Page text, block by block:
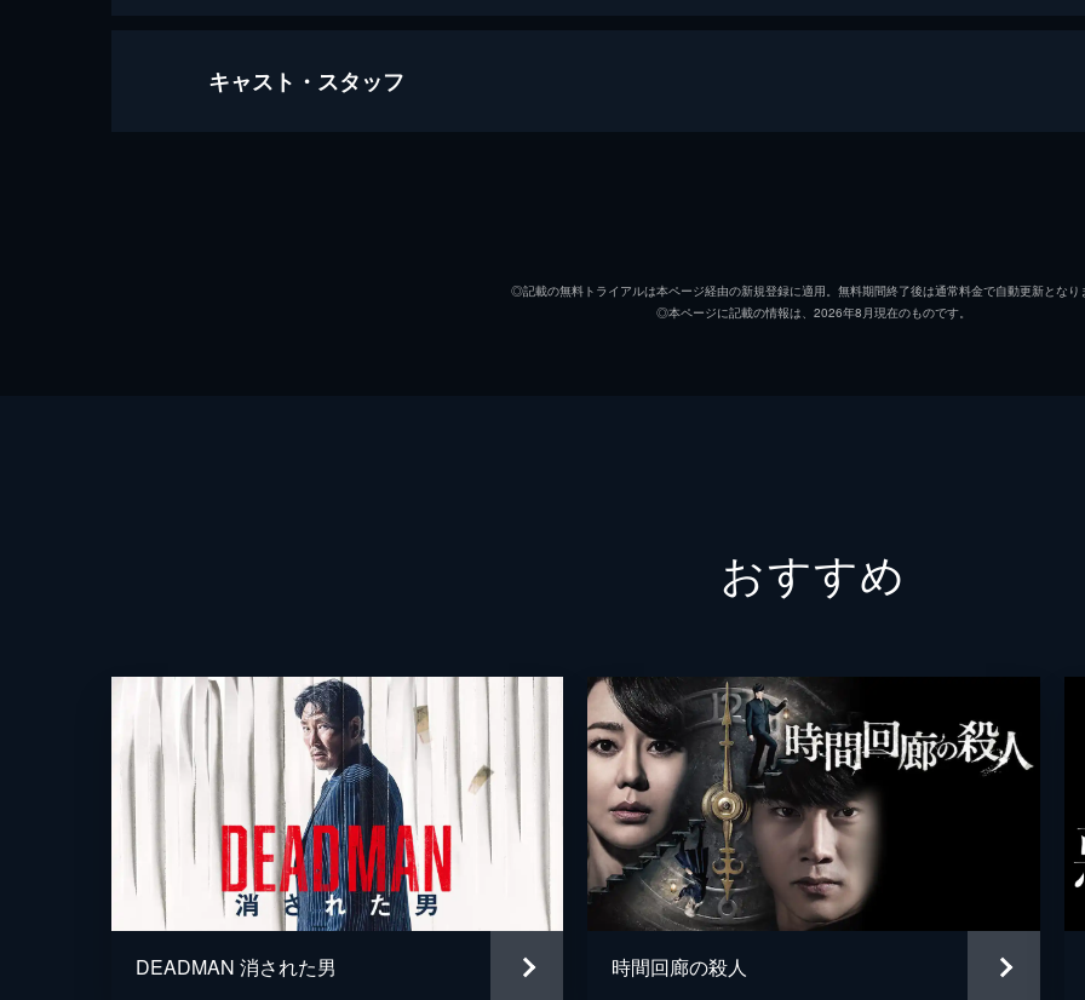
痛みの風景
キャスト・スタッフ
ペク・ジウォン
◎記載の無料トライアルは本ページ経由の新規登録に適用。無料期間終了後は通常料金で自動更新となり
◎本ページに記載の情報は、2026年8月現在のものです。
おすすめ
DEADMAN 消された男 時間回廊の殺人